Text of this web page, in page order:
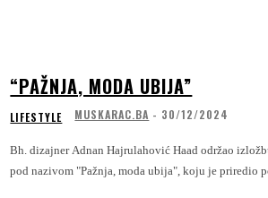
“PAŽNJA, MODA UBIJA”
LIFESTYLE MUSKARAC.BA - 30/12/2024
Bh. dizajner Adnan Hajrulahović Haad održao izložbu "Pažnja, moda ubija" u Sarajevu Sarajevo
pod nazivom "Pažnja, moda ubija", koju je priredio